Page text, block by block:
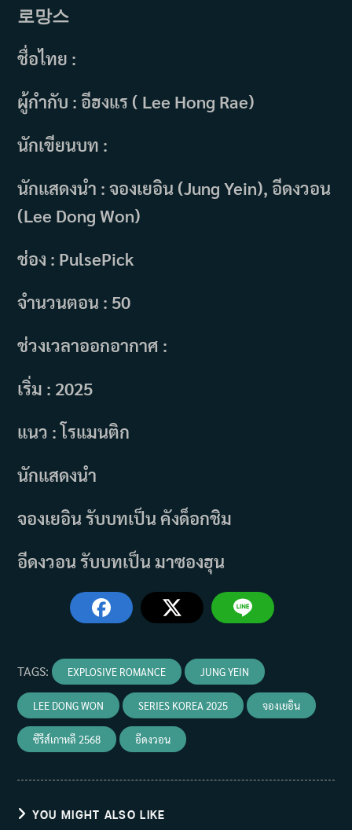
로망스
ชื่อไทย :
ผู้กำกับ : อีฮงแร ( Lee Hong Rae)
นักเขียนบท :
นักแสดงนำ : จองเยอิน (Jung Yein), อีดงวอน
(Lee Dong Won)
ช่อง : PulsePick
จำนวนตอน : 50
ช่วงเวลาออกอากาศ :
เริ่ม : 2025
แนว : โรแมนติก
นักแสดงนำ
จองเยอิน รับบทเป็น คังด็อกชิม
อีดงวอน รับบทเป็น มาซองฮุน
TAGS: EXPLOSIVE ROMANCE JUNG YEIN
LEE DONG WON SERIES KOREA 2025 จองเยอิน
ซีรีส์เกาหลี 2568 อีดงวอน
YOU MIGHT ALSO LIKE